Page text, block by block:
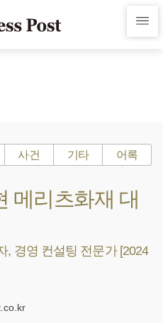
사건 기타 어록
메리츠화재 대
, 경영 컨설팅 전문가 [2024